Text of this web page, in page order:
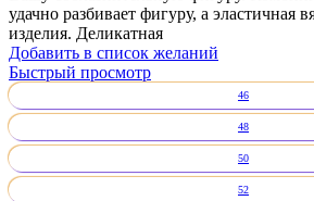
удачно разбивает фигуру, а эластичная
изделия. Деликатная
Добавить в список желаний
Быстрый просмотр
46
48
50
52